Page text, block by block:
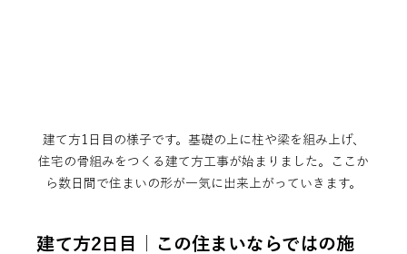
建て方1日目の様子です。基礎の上に柱や梁を組み上げ、
住宅の骨組みをつくる建て方工事が始まりました。ここか
ら数日間で住まいの形が一気に出来上がっていきます。
建て方2日目｜この住まいならではの施